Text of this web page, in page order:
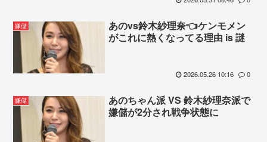
嫌儲
あのvs鈴木紗理奈👈ケンモメン
がこれに熱くなってる理由 is 謎
2026.05.26 10:16 0
嫌儲
あのちゃん派 VS 鈴木紗理奈派で
嫌儲が2分され戦争状態に